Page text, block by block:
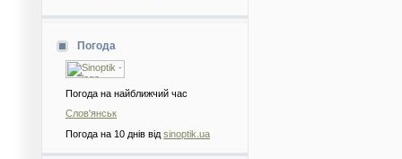
Погода
Погода на найближчий час
Слов'янськ
Погода на 10 днів від sinoptik.ua